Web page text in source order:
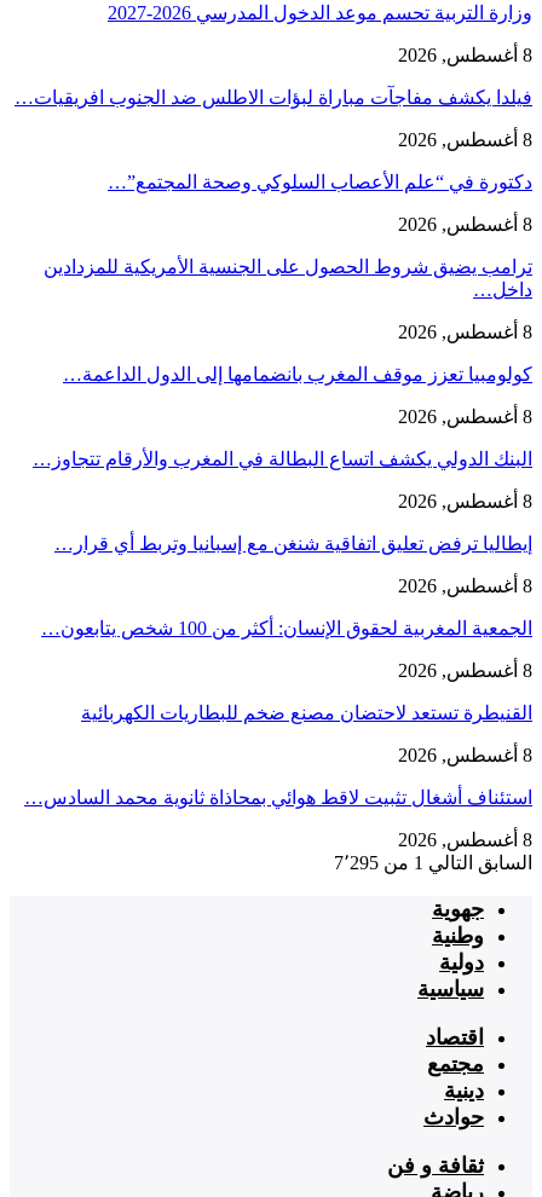
وزارة التربية تحسم موعد الدخول المدرسي 2026-2027
8 أغسطس, 2026
فيلدا يكشف مفاجآت مباراة لبؤات الاطلس ضد الجنوب افريقيات…
8 أغسطس, 2026
دكتورة في “علم الأعصاب السلوكي وصحة المجتمع”…
8 أغسطس, 2026
ترامب يضيق شروط الحصول على الجنسية الأمريكية للمزدادين
داخل…
8 أغسطس, 2026
كولومبيا تعزز موقف المغرب بانضمامها إلى الدول الداعمة…
8 أغسطس, 2026
البنك الدولي يكشف اتساع البطالة في المغرب والأرقام تتجاوز…
8 أغسطس, 2026
إيطاليا ترفض تعليق اتفاقية شنغن مع إسبانيا وتربط أي قرار…
8 أغسطس, 2026
الجمعية المغربية لحقوق الإنسان: أكثر من 100 شخص يتابعون…
8 أغسطس, 2026
القنيطرة تستعد لاحتضان مصنع ضخم للبطاريات الكهربائية
8 أغسطس, 2026
استئناف أشغال تثبيت لاقط هوائي بمحاذاة ثانوية محمد السادس…
8 أغسطس, 2026
السابق التالي 1 من 7٬295
جهوية
وطنية
دولية
سياسية
اقتصاد
مجتمع
دينية
حوادث
ثقافة و فن
رياضة